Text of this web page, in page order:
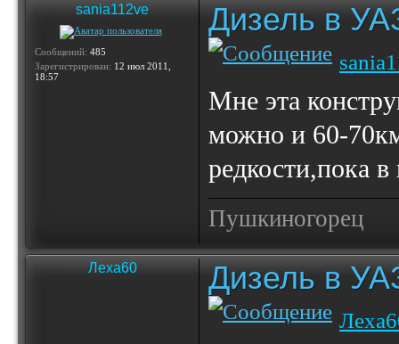
sania112ve
Сообщений: 485
Зарегистрирован: 12 июл 2011,
18:57
Дизель в
Мне эта
можно и 60-
редкости,пока
Пушкиногорец
Леха60 Дизель в